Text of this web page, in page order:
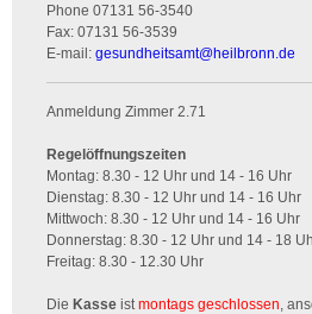
Phone 07131 56-3540
Fax: 07131 56-3539
E-mail: gesundheitsamt@heilbronn.de
Anmeldung Zimmer 2.71
Regelöffnungszeiten
Montag: 8.30 - 12 Uhr und 14 - 16 Uhr
Dienstag: 8.30 - 12 Uhr und 14 - 16 Uhr
Mittwoch: 8.30 - 12 Uhr und 14 - 16 Uhr
Donnerstag: 8.30 - 12 Uhr und 14 - 18
Freitag: 8.30 - 12.30 Uhr
Die Kasse istmontags geschlossen,